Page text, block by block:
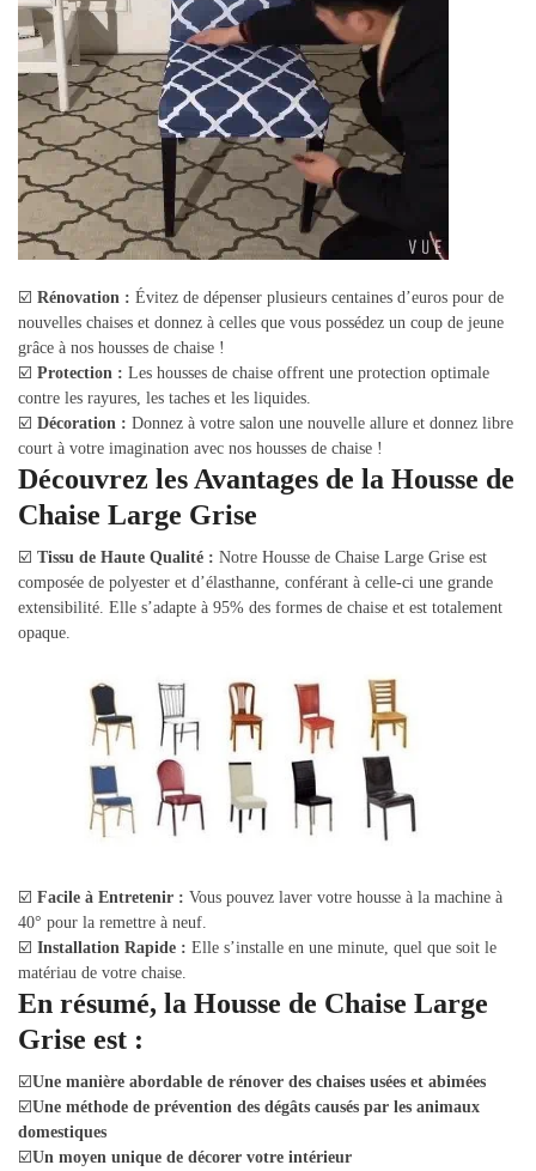
☑️ Rénovation : Évitez de dépenser plusieurs centaines d’euros pour de
nouvelles chaises et donnez à celles que vous possédez un coup de jeune
grâce à nos housses de chaise !
☑️ Protection : Les housses de chaise offrent une protection optimale
contre les rayures, les taches et les liquides.
☑️ Décoration : Donnez à votre salon une nouvelle allure et donnez libre
court à votre imagination avec nos housses de chaise !
Découvrez les Avantages de la Housse de
Chaise Large Grise
☑️ Tissu de Haute Qualité : Notre Housse de Chaise Large Grise est
composée de polyester et d’élasthanne, conférant à celle-ci une grande
extensibilité. Elle s’adapte à 95% des formes de chaise et est totalement
opaque.
☑️ Facile à Entretenir : Vous pouvez laver votre housse à la machine à
40° pour la remettre à neuf.
☑️ Installation Rapide : Elle s’installe en une minute, quel que soit le
matériau de votre chaise.
En résumé, la Housse de Chaise Large
Grise est :
☑️Une manière abordable de rénover des chaises usées et abimées
☑️Une méthode de prévention des dégâts causés par les animaux
domestiques
☑️Un moyen unique de décorer votre intérieur